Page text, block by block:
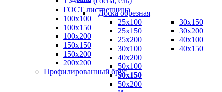
Доска обрезная
25х100
25х150
25х200
30х100
30х150
30х200
40х100
40х150
40х200
50х100
50х150
50х200
ГОСТ лиственница
100х100
100х150
100х200
150х150
150х200
200х200
Профилированный брус